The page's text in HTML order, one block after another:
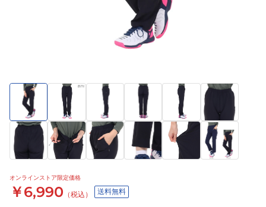
オンラインストア限定価格
￥6,990 （税込） 送料無料